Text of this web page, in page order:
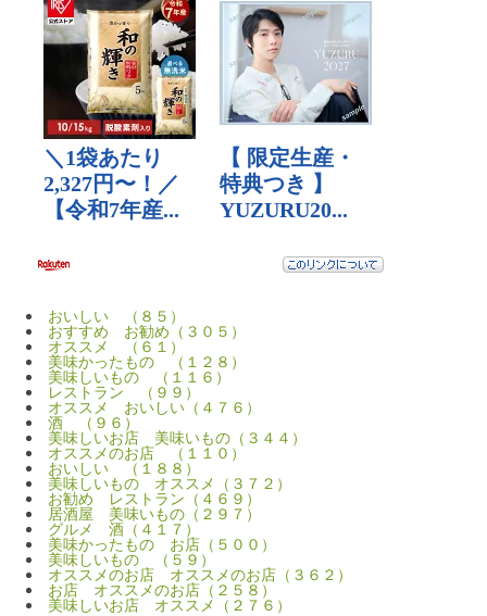
おいしい （８５）
おすすめ お勧め（３０５）
オススメ （６１）
美味かったもの （１２８）
美味しいもの （１１６）
レストラン （９９）
オススメ おいしい（４７６）
酒 （９６）
美味しいお店 美味いもの（３４４）
オススメのお店 （１１０）
おいしい （１８８）
美味しいもの オススメ（３７２）
お勧め レストラン（４６９）
居酒屋 美味いもの（２９７）
グルメ 酒（４１７）
美味かったもの お店（５００）
美味しいもの （５９）
オススメのお店 オススメのお店（３６２）
お店 オススメのお店（２５８）
美味しいお店 オススメ（２７６）